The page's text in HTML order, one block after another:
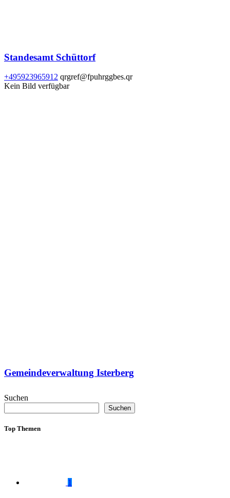
Standesamt Schüttorf
+495923965912 qrgref@fpuhrggbes.qr
Kein Bild verfügbar
Gemeindeverwaltung Isterberg
Suchen
Suchen
Top Themen
1